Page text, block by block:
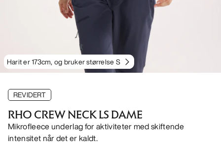
Harit er 173cm, og bruker størrelse S
REVIDERT
RHO CREW NECK LS DAME
Mikrofleece underlag for aktiviteter med skiftende
intensitet når det er kaldt.